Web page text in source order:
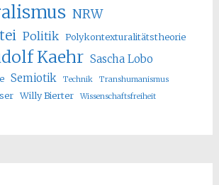
NRW
Politik Polykontexturalitätstheorie
Kaehr Sascha Lobo
Semiotik Technik
Transhumanismus
Willy Bierter Wissenschaftsfreiheit